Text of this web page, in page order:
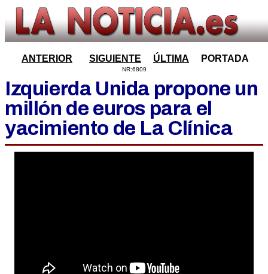
ANTERIOR SIGUIENTE ÚLTIMA PORTADA
NR:6809
Izquierda Unida propone un
millón de euros para el
yacimiento de La Clínica